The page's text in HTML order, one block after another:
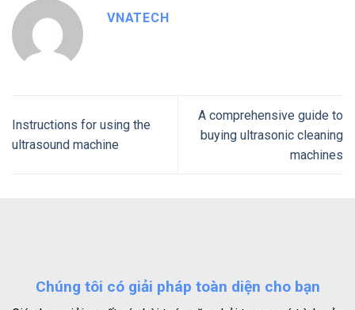
VNATECH
Instructions for using the
ultrasound machine
A comprehensive guide to
buying ultrasonic cleaning
machines
Chúng tôi có giải pháp toàn diện cho bạn